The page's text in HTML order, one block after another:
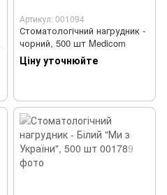
Артикул: 001094
Стоматологічний нагрудник -
чорний, 500 шт Medicom
Ціну уточнюйте